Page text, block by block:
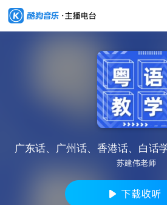
广东话、广州话、香港话、白话
苏建伟老师